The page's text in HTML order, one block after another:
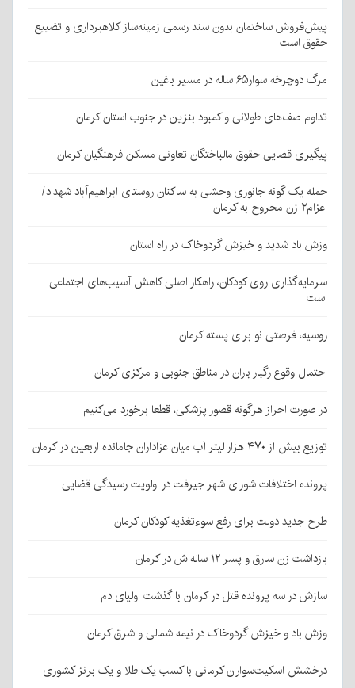
پیش‌فروش ساختمان بدون سند رسمی زمینه‌ساز کلاهبرداری و تضییع
حقوق است
مرگ دوچرخه سوار۶۵ ساله در مسیر باغین
تداوم صف‌های طولانی و کمبود بنزین در جنوب استان کرمان
پیگیری قضایی حقوق مالباختگان تعاونی مسکن فرهنگیان کرمان
حمله یک گونه جانوری وحشی به ساکنان روستای ابراهیم‌آباد شهداد/
اعزام۲ زن مجروح به کرمان
وزش باد شدید و خیزش گردوخاک در راه استان
سرمایه‌گذاری روی کودکان، راهکار اصلی کاهش آسیب‌های اجتماعی
است
روسیه، فرصتی نو برای پسته کرمان
احتمال وقوع رگبار باران در مناطق جنوبی و مرکزی کرمان
در صورت احراز هرگونه قصور پزشکی، قطعا برخورد می‌کنیم
توزیع بیش از ۴۷۰ هزار لیتر آب میان عزاداران جامانده اربعین در کرمان
پرونده اختلافات شورای شهر جیرفت در اولویت رسیدگی قضایی
طرح جدید دولت برای رفع سوءتغذیه کودکان کرمان
بازداشت زن سارق و پسر ۱۲ ساله‌اش در کرمان
سازش در سه پرونده قتل در کرمان با گذشت اولیای دم
وزش باد و خیزش گردوخاک در نیمه شمالی و شرق کرمان
درخشش اسکیت‌سواران کرمانی با کسب یک طلا و یک برنز کشوری